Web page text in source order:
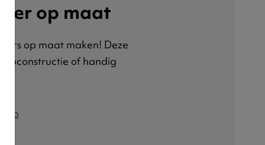
op maat
op maat maken! Deze
of handig
op